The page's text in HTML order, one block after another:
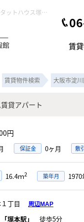
T‘s place 塚本のワンルーム賃貸アパート！｜ピタットハウス塚本店
賃
賃貸物件検索 大阪市淀
貸アパート
円
保証金 0ヶ月 敷
16.4ｍ2 築年月
１丁目 周辺MAP
「塚本駅」 徒歩5分